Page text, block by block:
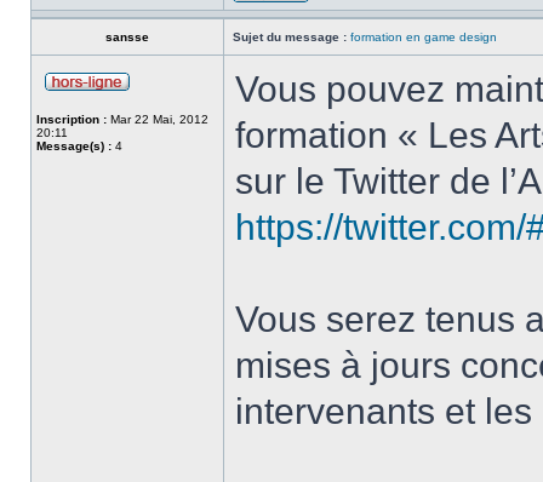
sansse Sujet du message : formation en game design
Inscription : Mar 22 Mai, 2012
20:11
Message(s) : 4
Vous pouvez
formation « Les
sur le Twitter de
https://twitter.com/
Vous serez tenus
mises à jours
intervenants et